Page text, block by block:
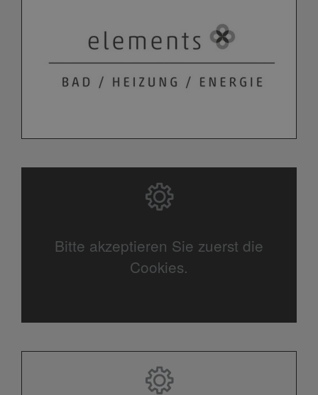
Bitte akzeptieren Sie zuerst die
Cookies.